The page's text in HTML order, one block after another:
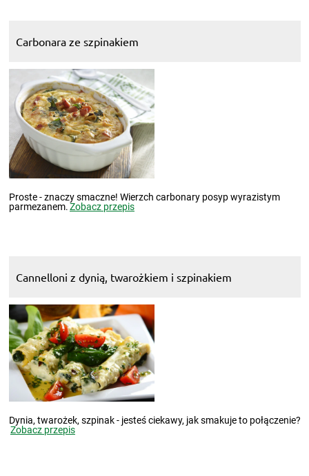
Carbonara ze szpinakiem
Proste - znaczy smaczne! Wierzch carbonary posyp wyrazistym
parmezanem.Zobacz przepis
Cannelloni z dynią, twarożkiem i szpinakiem
Dynia, twarożek, szpinak - jesteś ciekawy, jak smakuje to połączenie?
Zobacz przepis